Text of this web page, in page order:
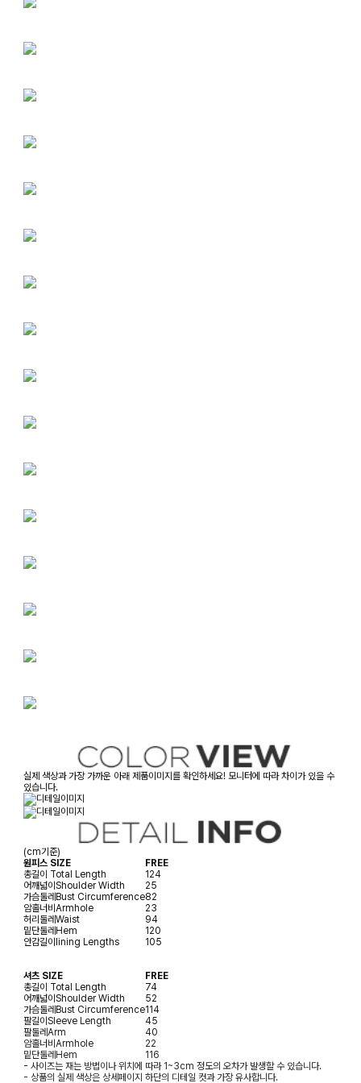
실제 색상과 가장 가까운 아래 제품이미지를 확인하세요! 모니터에 따라 차이가 있을 수
있습니다.
(cm기준)
원피스 SIZE
FREE
총길이 Total Length
124
어깨넓이Shoulder Width
25
가슴둘레Bust Circumference82
암홀너비Armhole
23
허리둘레Waist
94
밑단둘레Hem
120
안감길이lining Lengths 105
셔츠 SIZE
FREE
총길이 Total Length
74
어깨넓이Shoulder Width
52
가슴둘레Bust Circumference114
팔길이Sleeve Length
45
팔둘레Arm
40
암홀너비Armhole
22
밑단둘레Hem
116
- 사이즈는 재는 방법이나 위치에 따라 1~3cm 정도의 오차가 발생할 수 있습니다.
- 상품의 실제 색상은 상세페이지 하단의 디테일 컷과 가장 유사합니다.